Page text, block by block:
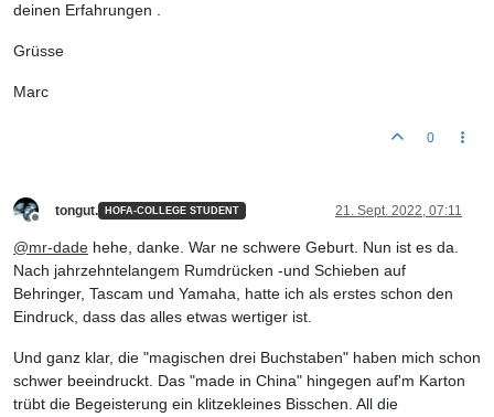
deinen Erfahrungen .
Grüsse
Marc
0
tongut. HOFA-COLLEGE STUDENT 21. Sept. 2022, 07:11
@mr-dade hehe, danke. War ne schwere Geburt. Nun ist es da.
Nach jahrzehntelangem Rumdrücken -und Schieben auf
Behringer, Tascam und Yamaha, hatte ich als erstes schon den
Eindruck, dass das alles etwas wertiger ist.
Und ganz klar, die "magischen drei Buchstaben" haben mich schon
schwer beeindruckt. Das "made in China" hingegen auf'm Karton
trübt die Begeisterung ein klitzekleines Bisschen. All die